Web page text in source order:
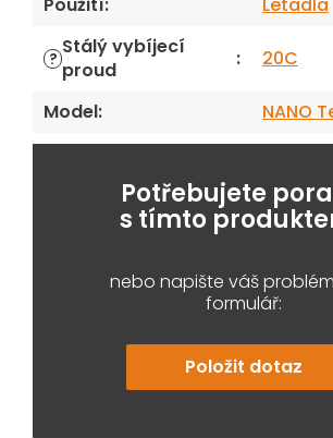
? Stálý vybíjecí
proud
: 20C
Model: NANO
Potřebujete
s tímto
nebo napište váš
formulář:
Položit dotaz